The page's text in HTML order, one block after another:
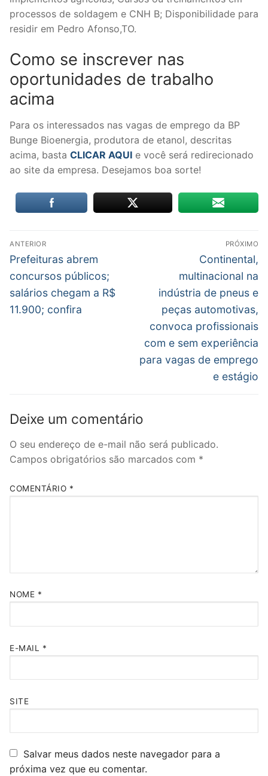
processos de soldagem e CNH B; Disponibilidade para
residir em Pedro Afonso,TO.
Como se inscrever nas
oportunidades de trabalho
acima
Para os interessados nas vagas de emprego da BP
Bunge Bioenergia, produtora de etanol, descritas
acima, basta CLICAR AQUI e você será redirecionado
ao site da empresa. Desejamos boa sorte!
Navegação
de
Post
ANTERIOR
Post
anterior:
Prefeituras abrem
concursos públicos;
salários chegam a R$
11.900; confira
PRÓXIMO
Próximo
post:
Continental,
multinacional na
indústria de pneus e
peças automotivas,
convoca profissionais
com e sem experiência
para vagas de emprego
e estágio
Deixe um comentário
O seu endereço de e-mail não será publicado.
Campos obrigatórios são marcados com *
COMENTÁRIO *
NOME *
E-MAIL *
SITE
Salvar meus dados neste navegador para a
próxima vez que eu comentar.